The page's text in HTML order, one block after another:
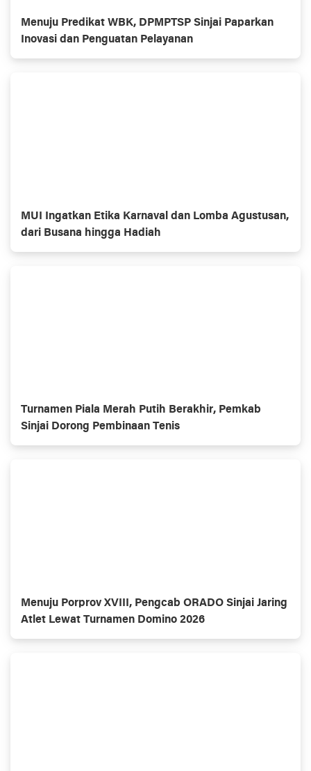
Menuju Predikat WBK, DPMPTSP Sinjai Paparkan
Inovasi dan Penguatan Pelayanan
MUI Ingatkan Etika Karnaval dan Lomba Agustusan,
dari Busana hingga Hadiah
Turnamen Piala Merah Putih Berakhir, Pemkab
Sinjai Dorong Pembinaan Tenis
Menuju Porprov XVIII, Pengcab ORADO Sinjai Jaring
Atlet Lewat Turnamen Domino 2026